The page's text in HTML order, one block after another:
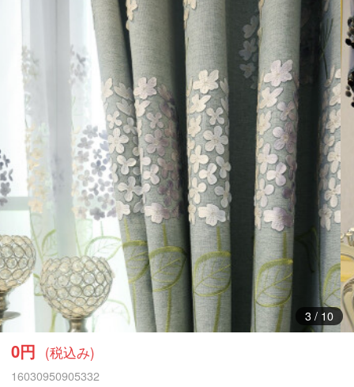
3/ 10
0円 (税込み)
16030950905332